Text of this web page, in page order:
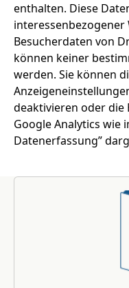
enthalten. Diese
interessenbezogener
Besucherdaten von
können keiner
werden. Sie können
deaktivieren oder die
Google Analytics wie
Datenerfassung”